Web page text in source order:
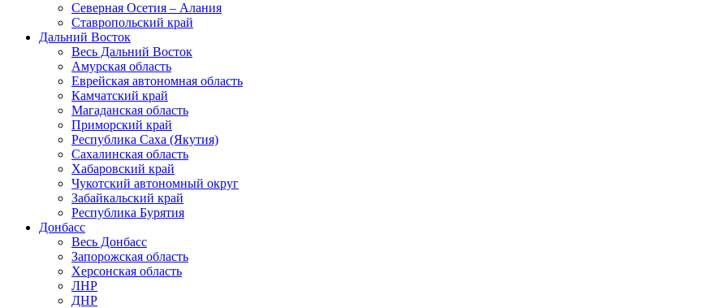
Северная Осетия – Алания
Ставропольский край
Дальний Восток
Весь Дальний Восток
Амурская область
Еврейская автономная область
Камчатский край
Магаданская область
Приморский край
Республика Саха (Якутия)
Сахалинская область
Хабаровский край
Чукотский автономный округ
Забайкальский край
Республика Бурятия
Донбасс
Весь Донбасс
Запорожская область
Херсонская область
ЛНР
ДНР